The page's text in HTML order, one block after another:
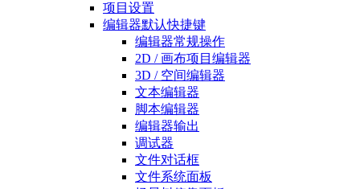
项目设置
编辑器默认快捷键
编辑器常规操作
2D / 画布项目编辑器
3D / 空间编辑器
文本编辑器
脚本编辑器
编辑器输出
调试器
文件对话框
文件系统面板